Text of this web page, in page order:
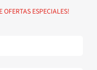
OFERTAS ESPECIALES!